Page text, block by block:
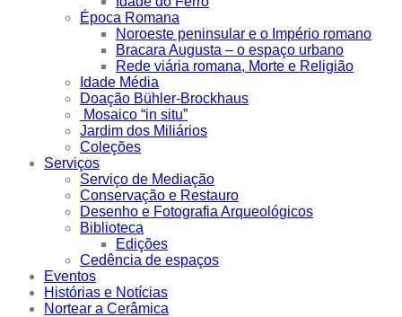
Época Romana
Noroeste peninsular e o Império romano
Bracara Augusta – o espaço urbano
Rede viária romana, Morte e Religião
Idade Média
Doação Bühler-Brockhaus
Mosaico “in situ”
Jardim dos Miliários
Coleções
Serviços
Serviço de Mediação
Conservação e Restauro
Desenho e Fotografia Arqueológicos
Biblioteca
Edições
Cedência de espaços
Eventos
Histórias e Notícias
Nortear a Cerâmica